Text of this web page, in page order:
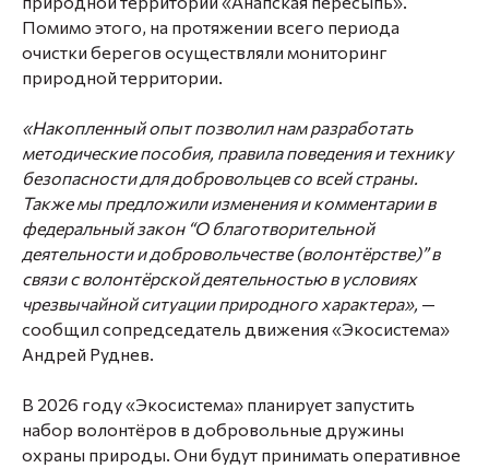
Помимо этого, на протяжении всего периода
очистки берегов осуществляли мониторинг
природной территории.
«Накопленный опыт позволил нам разработать
методические пособия, правила поведения и технику
безопасности для добровольцев со всей страны.
Также мы предложили изменения и комментарии в
федеральный закон “О благотворительной
деятельности и добровольчестве (волонтёрстве)” в
связи с волонтёрской деятельностью в условиях
чрезвычайной ситуации природного характера», —
сообщил сопредседатель движения «Экосистема»
Андрей Руднев.
В 2026 году «Экосистема» планирует запустить
набор волонтёров в добровольные дружины
охраны природы. Они будут принимать оперативное